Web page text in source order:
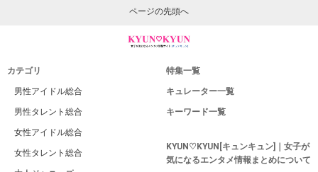
ページの先頭へ
カテゴリ
男性アイドル総合
男性タレント総合
女性アイドル総合
女性タレント総合
特集一覧
キュレーター一覧
キーワード一覧
KYUN♡KYUN[キュンキュン]｜女子が
気になるエンタメ情報まとめについて